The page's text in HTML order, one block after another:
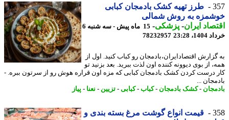
طرز تهیه کشک بادمجان کبابی
به روش شمالی
ایران- پزشکی-
15 ماه پیش - سه شنبه 6
23:28
78232957
اقتصادایران،بادمجان رو کباب کنید. اول از
از بوی دیوونه کننده اون لذت ببرید. بعد بزنید تو
درست کردن کشک بادمجان کبابی که مزه اون قراره هوش رو از سرتون ببره. -
...
-کشک بادمجان-کباب-کبابی-تزیین-نعنا-پیاز
قیمت انواع گوشت مرغ بسته بندی و